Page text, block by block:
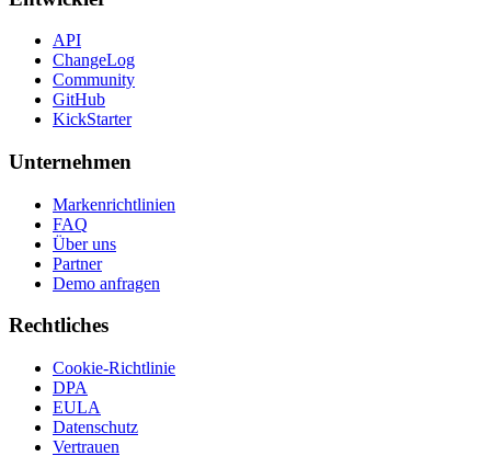
API
ChangeLog
Community
GitHub
KickStarter
Unternehmen
Markenrichtlinien
FAQ
Über uns
Partner
Demo anfragen
Rechtliches
Cookie-Richtlinie
DPA
EULA
Datenschutz
Vertrauen